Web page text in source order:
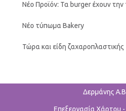
Νέο Προϊόν: Τα burger έχουν την
Νέο τύπωμα Bakery
Τώρα και είδη ζαχαροπλαστικής
Δερμάνης
Επεξεργασία Χάρτου